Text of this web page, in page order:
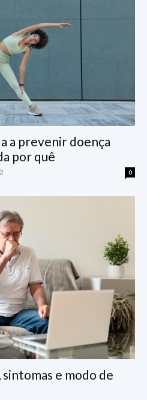
a prevenir doença
por quê
0
sintomas e modo de